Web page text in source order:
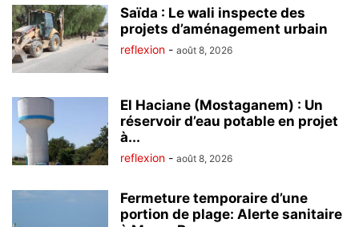
Saïda : Le wali inspecte des
projets d’aménagement urbain
reflexion - août 8, 2026
El Haciane (Mostaganem) : Un
réservoir d’eau potable en projet
à...
reflexion - août 8, 2026
Fermeture temporaire d’une
portion de plage: Alerte sanitaire